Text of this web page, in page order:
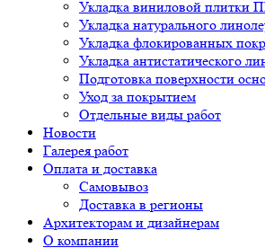
Укладка виниловой плитки
Укладка натурального
Укладка флокированных
Укладка антистатического
Подготовка поверхности
Уход за покрытием
Отдельные виды работ
Новости
Галерея работ
Оплата и доставка
Самовывоз
Доставка в регионы
Архитекторам и дизайнерам
О компании